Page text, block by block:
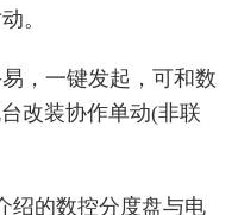
。
，一键发起，可和数
改装协作单动(非联
绍的数控分度盘与电